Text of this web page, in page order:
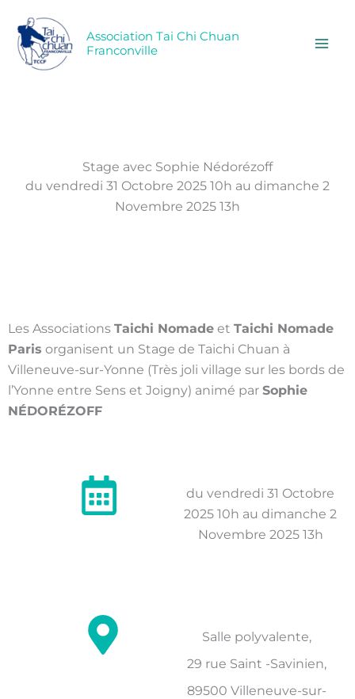
contenu
Association Tai Chi Chuan
Franconville
Stage avec Sophie Nédorézoff
du vendredi 31 Octobre 2025 10h au dimanche 2
Novembre 2025 13h
Les Associations Taichi Nomade et Taichi Nomade
Paris organisent un Stage de Taichi Chuan à
Villeneuve-sur-Yonne (Très joli village sur les bords de
l’Yonne entre Sens et Joigny) animé par Sophie
NÉDORÉZOFF
du vendredi 31 Octobre
2025 10h au dimanche 2
Novembre 2025 13h
Salle polyvalente,
29 rue Saint -Savinien,
89500 Villeneuve-sur-